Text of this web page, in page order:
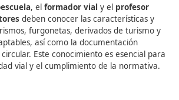
debe conocer que la falta
documentos puede acarrear multas
vehículo.